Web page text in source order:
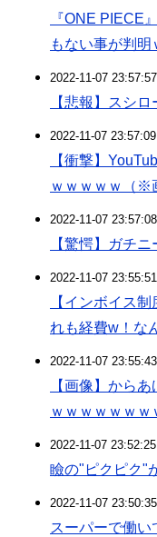
『ONE PIECE
もない事が判
2022-11-07
【悲報】スシ
2022-11-07
【衝撃】
ｗｗｗｗｗ（※
2022-11-07
【驚愕】ガチ
2022-11-07
【インボイス
れも経費w！な
2022-11-07
【画像】から
ｗｗｗｗｗｗｗ
2022-11-07
瞼の"ピクピク
2022-11-07
スーパーで働